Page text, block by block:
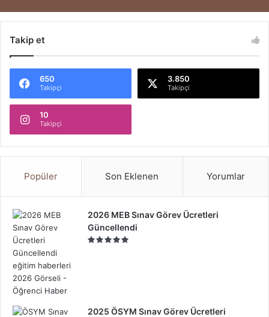
Takip et
650
Takipçi
3.850
Takipçi
10
Takipçi
Popüler Son Eklenen Yorumlar
2026 MEB Sınav Görev Ücretleri
Güncellendi
2025 ÖSYM Sınav Görev Ücretleri